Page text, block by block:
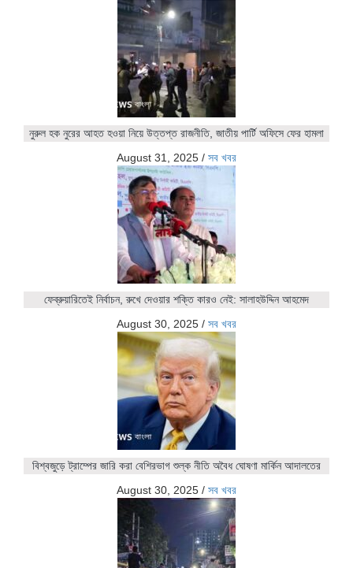
নুরুল হক নুরের আহত হওয়া নিয়ে উত্তপ্ত রাজনীতি, জাতীয় পার্টি অফিসে ফের হামলা
August 31, 2025 / সব খবর
ফেব্রুয়ারিতেই নির্বাচন, রুখে দেওয়ার শক্তি কারও নেই: সালাহউদ্দিন আহমেদ
August 30, 2025 / সব খবর
বিশ্বজুড়ে ট্রাম্পের জারি করা বেশিরভাগ শুল্ক নীতি অবৈধ ঘোষণা মার্কিন আদালতের
August 30, 2025 / সব খবর